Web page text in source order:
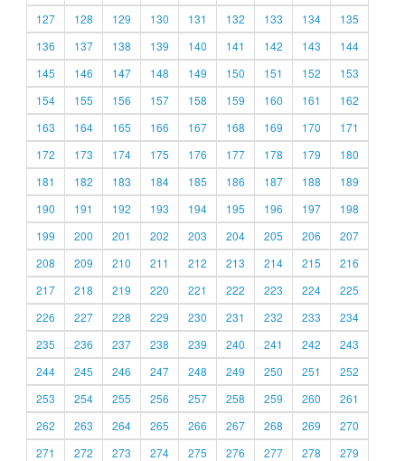
127
128 129 130 131 132 133 134
135
136
137 138 139 140 141 142 143
144
145
146 147 148 149 150 151 152
153
154
155 156 157 158 159 160 161
162
163
164 165 166 167 168 169 170
171
172
173 174 175 176 177 178 179
180
181
182 183 184 185 186 187 188
189
190
191 192 193 194 195 196 197
198
199
200 201 202 203 204 205 206
207
208
209 210 211 212 213 214 215
216
217
218 219 220 221 222 223 224
225
226
227 228 229 230 231 232 233
234
235
236 237 238 239 240 241 242
243
244
245 246 247 248 249 250 251
252
253
254 255 256 257 258 259 260
261
262
263 264 265 266 267 268 269
270
271
272 273 274 275 276 277 278
279